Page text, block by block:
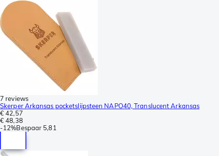
7 reviews
Skerper Arkansas pocketslijpsteen NAPO40, Translucent Arkansas
€ 42,57
€ 48,38
-12%Bespaar 5,81